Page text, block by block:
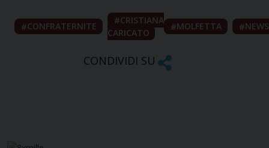
CONFRATERNITE
CRISTIANA
CARICATO
MOLFETTA NEWS
CONDIVIDI SU